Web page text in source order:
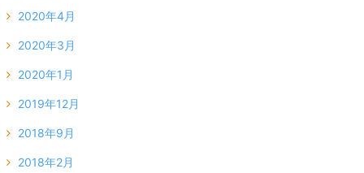
2020年4月
2020年3月
2020年1月
2019年12月
2018年9月
2018年2月